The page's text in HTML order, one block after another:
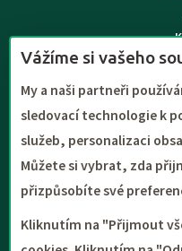
Vážíme si vašeho
My a naši partneři
sledovací technologie k
služeb, personalizaci
Můžete si vybrat, zda
přizpůsobíte své
Kliknutím na "Přijmout